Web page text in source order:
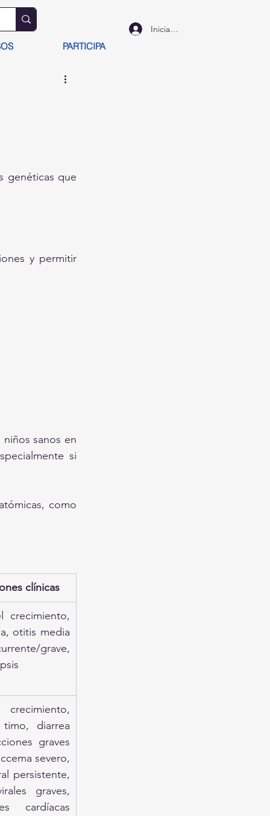
PARTICIPA
Iniciar sesión
genéticas que
y permitir
sanos en
si
como
clínicas
crecimiento,
otitis media
grave,
diarrea
graves
severo,
persistente,
graves,
cardíacas